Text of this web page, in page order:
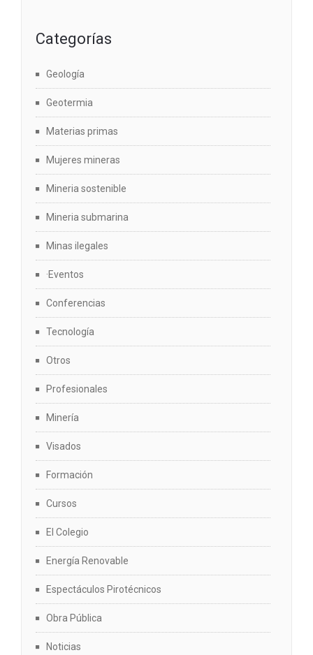
Categorías
Geología
Geotermia
Materias primas
Mujeres mineras
Mineria sostenible
Mineria submarina
Minas ilegales
·Eventos
Conferencias
Tecnología
Otros
Profesionales
Minería
Visados
Formación
Cursos
El Colegio
Energía Renovable
Espectáculos Pirotécnicos
Obra Pública
Noticias